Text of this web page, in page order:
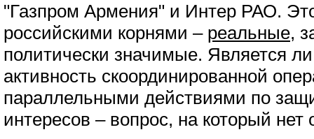
"Газпром Армения" и Интер РАО.
российскими корнями – реальные,
политически значимые. Является
активность скоординированной
параллельными действиями по
интересов – вопрос, на который нет